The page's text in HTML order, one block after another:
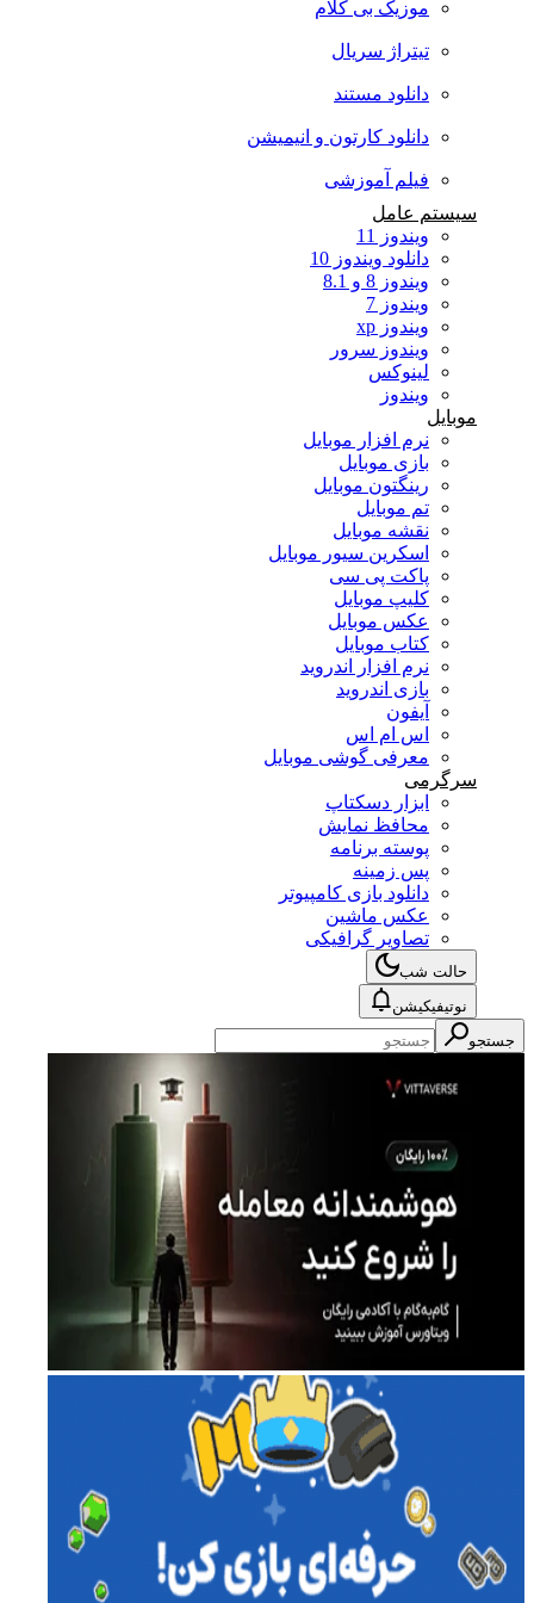
موزیک بی کلام
تیتراژ سریال
دانلود مستند
دانلود کارتون و انیمیشن
فیلم آموزشی
سیستم عامل
ویندوز 11
دانلود ویندوز 10
ویندوز 8 و 8.1
ویندوز 7
ویندوز xp
ویندوز سرور
لینوکس
ویندوز
موبایل
نرم افزار موبایل
بازی موبایل
رینگتون موبایل
تم موبایل
نقشه موبایل
اسکرین سیور موبایل
پاکت پی سی
کلیپ موبایل
عکس موبایل
کتاب موبایل
نرم افزار اندروید
بازی اندروید
آیفون
اس ام اس
معرفی گوشی موبایل
سرگرمی
ابزار دسکتاپ
محافظ نمایش
پوسته برنامه
پس زمینه
دانلود بازی کامپیوتر
عکس ماشین
تصاویر گرافیکی
حالت شب
نوتیفیکیشن
جستجو